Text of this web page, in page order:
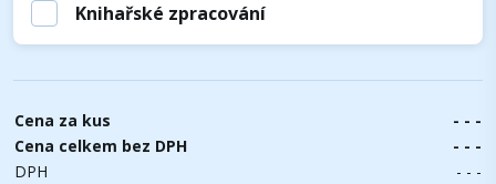
Knihařské zpracování
Cena za kus
- - -
Cena celkem bez DPH
- - -
DPH
- - -